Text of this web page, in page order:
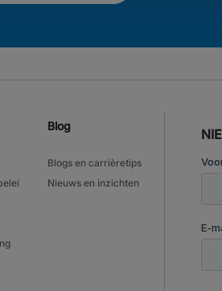
Blog
Blogs en carrièretips
Nieuws en inzichten